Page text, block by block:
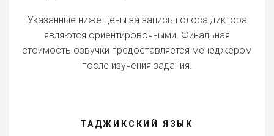
Указанные ниже цены за запись голоса диктора
являются ориентировочными. Финальная
стоимость озвучки предоставляется менеджером
после изучения задания.
ТАДЖИКСКИЙ ЯЗЫК